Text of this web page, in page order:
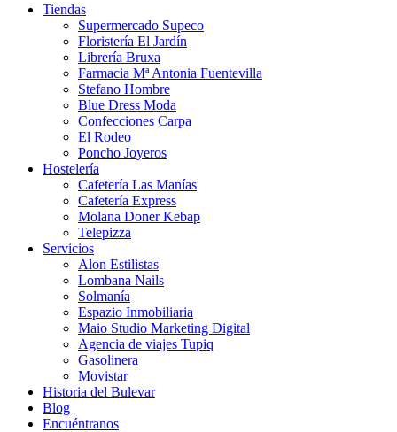
Tiendas
Supermercado Supeco
Floristería El Jardín
Librería Bruxa
Farmacia Mª Antonia Fuentevilla
Stefano Hombre
Blue Dress Moda
Confecciones Carpa
El Rodeo
Poncho Joyeros
Hostelería
Cafetería Las Manías
Cafetería Express
Molana Doner Kebap
Telepizza
Servicios
Alon Estilistas
Lombana Nails
Solmanía
Espazio Inmobiliaria
Maio Studio Marketing Digital
Agencia de viajes Tupiq
Gasolinera
Movistar
Historia del Bulevar
Blog
Encuéntranos